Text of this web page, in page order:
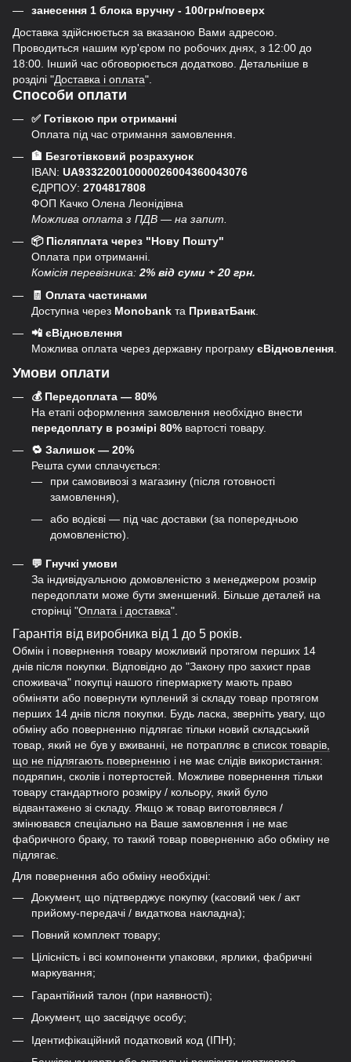
занесення 1 блока вручну - 100грн/поверх
Доставка здійснюється за вказаною Вами адресою.
Проводиться нашим кур'єром по робочих днях, з 12:00 до
18:00. Інший час обговорюється додатково. Детальніше в
розділі "Доставка і оплата".
Способи оплати
✅ Готівкою при отриманні
Оплата під час отримання замовлення.
🏦 Безготівковий розрахунок
IBAN: UA933220010000026004360043076
ЄДРПОУ: 2704817808
ФОП Качко Олена Леонідівна
Можлива оплата з ПДВ — на запит.
📦 Післяплата через "Нову Пошту"
Оплата при отриманні.
Комісія перевізника:2% від суми + 20 грн.
🧾 Оплата частинами
Доступна через Monobank та ПриватБанк
📲 єВідновлення
Можлива оплата через державну програму єВідновлення
Умови оплати
💰 Передоплата — 80%
На етапі оформлення замовлення необхідно внести
передоплату в розмірі 80% вартості товару.
🔁 Залишок — 20%
Решта суми сплачується:
при самовивозі з магазину (після готовності
замовлення),
або водієві — під час доставки (за попередньою
домовленістю).
💬 Гнучкі умови
За індивідуальною домовленістю з менеджером розмір
передоплати може бути зменшений. Більше деталей на
сторінці "Оплата і доставка".
Гарантія від виробника від 1 до 5 років.
Обмін і повернення товару можливий протягом перших 14
днів після покупки. Відповідно до "Закону про захист прав
споживача" покупці нашого гіпермаркету мають право
обміняти або повернути куплений зі складу товар протягом
перших 14 днів після покупки. Будь ласка, зверніть увагу, що
обміну або поверненню підлягає тільки новий складський
товар, який не був у вживанні, не потрапляє в список товарів,
що не підлягають поверненню і не має слідів використання:
подряпин, сколів і потертостей. Можливе повернення тільки
товару стандартного розміру / кольору, який було
відвантажено зі складу. Якщо ж товар виготовлявся /
змінювався спеціально на Ваше замовлення і не має
фабричного браку, то такий товар поверненню або обміну не
підлягає.
Для повернення або обміну необхідні:
Документ, що підтверджує покупку (касовий чек / акт
прийому-передачі / видаткова накладна);
Повний комплект товару;
Цілісність і всі компоненти упаковки, ярлики, фабричні
маркування;
Гарантійний талон (при наявності);
Документ, що засвідчує особу;
Ідентифікаційний податковий код (ІПН);